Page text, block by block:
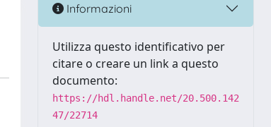
Informazioni
Utilizza questo identificativo per
citare o creare un link a questo
documento:
https://hdl.handle.net/20.500.142
47/22714